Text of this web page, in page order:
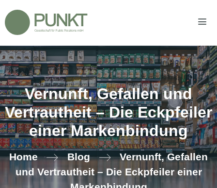
Inhalt
springen
Vernunft, Gefallen und
Vertrautheit – Die Eckpfeiler
einer Markenbindung
Home Blog
Vernunft, Gefallen
und Vertrautheit – Die Eckpfeiler einer